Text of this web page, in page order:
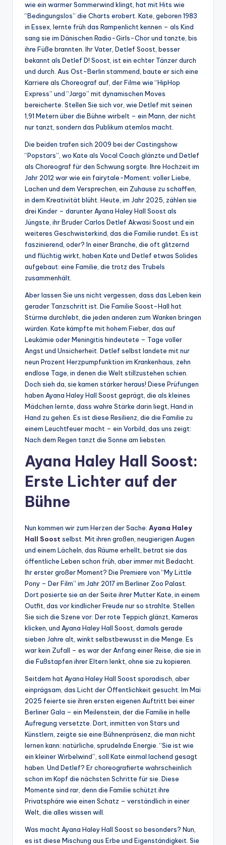
wie ein warmer Sommerwind klingt, hat mit Hits wie
“Bedingungslos” die Charts erobert. Kate, geboren 1983
in Essex, lernte früh das Rampenlicht kennen – als Kind
sang sie im Dänischen Radio-Girls-Chor und tanzte, bis
ihre Füße brannten. Ihr Vater, Detlef Soost, besser
bekannt als Detlef D! Soost, ist ein echter Tänzer durch
und durch. Aus Ost-Berlin stammend, baute er sich eine
Karriere als Choreograf auf, der Filme wie “HipHop
Express” und “Jargo” mit dynamischen Moves
bereicherte. Stellen Sie sich vor, wie Detlef mit seinen
1,91 Metern über die Bühne wirbelt – ein Mann, der nicht
nur tanzt, sondern das Publikum atemlos macht.
Die beiden trafen sich 2009 bei der Castingshow
“Popstars”, wo Kate als Vocal Coach glänzte und Detlef
als Choreograf für den Schwung sorgte. Ihre Hochzeit im
Jahr 2012 war wie ein fairytale-Moment: voller Liebe,
Lachen und dem Versprechen, ein Zuhause zu schaffen,
in dem Kreativität blüht. Heute, im Jahr 2025, zählen sie
drei Kinder – darunter Ayana Haley Hall Soost als
Jüngste, ihr Bruder Carlos Detlef Akwasi Soost und ein
weiteres Geschwisterkind, das die Familie rundet. Es ist
faszinierend, oder? In einer Branche, die oft glitzernd
und flüchtig wirkt, haben Kate und Detlef etwas Solides
aufgebaut: eine Familie, die trotz des Trubels
zusammenhält.
Aber lassen Sie uns nicht vergessen, dass das Leben kein
gerader Tanzschritt ist. Die Familie Soost-Hall hat
Stürme durchlebt, die jeden anderen zum Wanken bringen
würden. Kate kämpfte mit hohem Fieber, das auf
Leukämie oder Meningitis hindeutete – Tage voller
Angst und Unsicherheit. Detlef selbst landete mit nur
neun Prozent Herzpumpfunktion im Krankenhaus, zehn
endlose Tage, in denen die Welt stillzustehen schien.
Doch sieh da, sie kamen stärker heraus! Diese Prüfungen
haben Ayana Haley Hall Soost geprägt, die als kleines
Mädchen lernte, dass wahre Stärke darin liegt, Hand in
Hand zu gehen. Es ist diese Resilienz, die die Familie zu
einem Leuchtfeuer macht – ein Vorbild, das uns zeigt:
Nach dem Regen tanzt die Sonne am liebsten.
Ayana Haley Hall Soost:
Erste Lichter auf der
Bühne
Nun kommen wir zum Herzen der Sache: Ayana Haley
Hall Soost selbst. Mit ihren großen, neugierigen Augen
und einem Lächeln, das Räume erhellt, betrat sie das
öffentliche Leben schon früh, aber immer mit Bedacht.
Ihr erster großer Moment? Die Premiere von “My Little
Pony – Der Film” im Jahr 2017 im Berliner Zoo Palast.
Dort posierte sie an der Seite ihrer Mutter Kate, in einem
Outfit, das vor kindlicher Freude nur so strahlte. Stellen
Sie sich die Szene vor: Der rote Teppich glänzt, Kameras
klicken, und Ayana Haley Hall Soost, damals gerade
sieben Jahre alt, winkt selbstbewusst in die Menge. Es
war kein Zufall – es war der Anfang einer Reise, die sie in
die Fußstapfen ihrer Eltern lenkt, ohne sie zu kopieren.
Seitdem hat Ayana Haley Hall Soost sporadisch, aber
einprägsam, das Licht der Öffentlichkeit gesucht. Im Mai
2025 feierte sie ihren ersten eigenen Auftritt bei einer
Berliner Gala – ein Meilenstein, der die Familie in helle
Aufregung versetzte. Dort, inmitten von Stars und
Künstlern, zeigte sie eine Bühnenpräsenz, die man nicht
lernen kann: natürliche, sprudelnde Energie. “Sie ist wie
ein kleiner Wirbelwind”, soll Kate einmal lachend gesagt
haben. Und Detlef? Er choreografierte wahrscheinlich
schon im Kopf die nächsten Schritte für sie. Diese
Momente sind rar, denn die Familie schützt ihre
Privatsphäre wie einen Schatz – verständlich in einer
Welt, die alles wissen will.
Was macht Ayana Haley Hall Soost so besonders? Nun,
es ist diese Mischung aus Erbe und Eigenständigkeit. Sie